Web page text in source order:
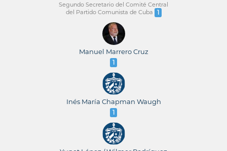
Segundo Secretario del Comité Central
del Partido Comunista de Cuba
1
Manuel Marrero Cruz
1
Inés María Chapman Waugh
1